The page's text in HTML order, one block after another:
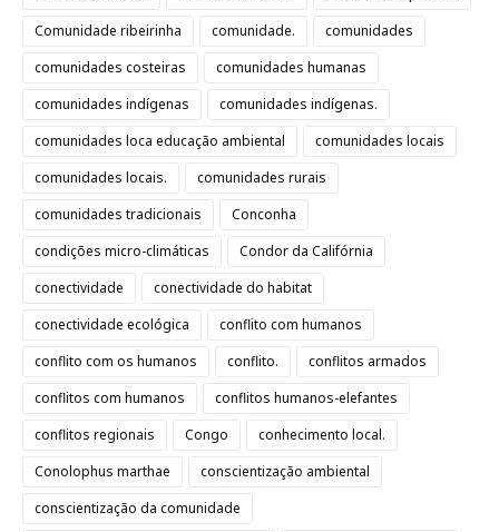
Comunidade ribeirinha
comunidade.
comunidades
comunidades costeiras
comunidades humanas
comunidades indígenas
comunidades indígenas.
comunidades loca educação ambiental
comunidades locais
comunidades locais.
comunidades rurais
comunidades tradicionais
Conconha
condições micro-climáticas
Condor da Califórnia
conectividade
conectividade do habitat
conectividade ecológica
conflito com humanos
conflito com os humanos
conflito.
conflitos armados
conflitos com humanos
conflitos humanos-elefantes
conflitos regionais
Congo
conhecimento local.
Conolophus marthae
conscientização ambiental
conscientização da comunidade